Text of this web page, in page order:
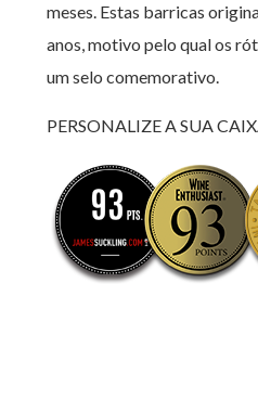
meses. Estas barricas
anos, motivo pelo qual os
um selo comemorativo.
PERSONALIZE A SUA